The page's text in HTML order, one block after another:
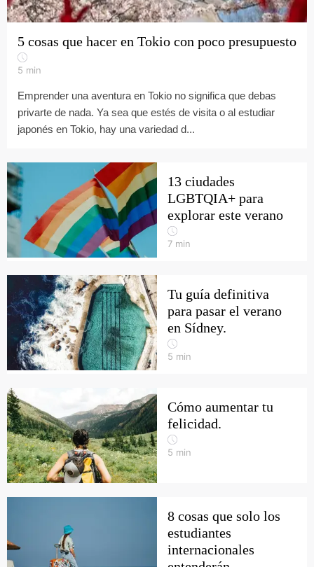
5 cosas que hacer en Tokio con poco presupuesto
5 min
Emprender una aventura en Tokio no significa que debas
privarte de nada. Ya sea que estés de visita o al estudiar
japonés en Tokio, hay una variedad d...
13 ciudades
LGBTQIA+ para
explorar este verano
7 min
Tu guía definitiva
para pasar el verano
en Sídney.
5 min
Cómo aumentar tu
felicidad.
5 min
8 cosas que solo los
estudiantes
internacionales